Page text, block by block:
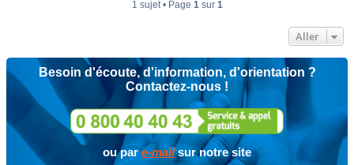
1 sujet • Page 1sur 1
Aller
Besoin d'écoute, d'information, d'orientation ?
Contactez-nous !
ou pare-mailsur notre site